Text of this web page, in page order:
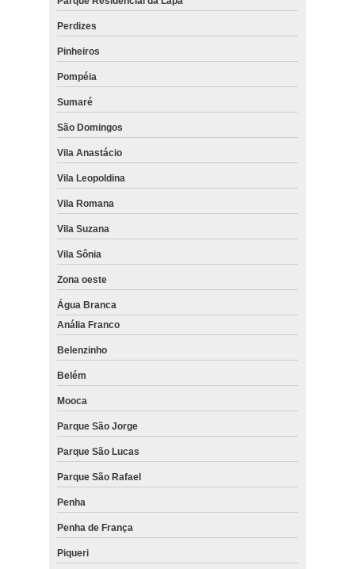
Perdizes
Pinheiros
Pompéia
Sumaré
São Domingos
Vila Anastácio
Vila Leopoldina
Vila Romana
Vila Suzana
Vila Sônia
Zona oeste
Água Branca
Anália Franco
Belenzinho
Belém
Mooca
Parque São Jorge
Parque São Lucas
Parque São Rafael
Penha
Penha de França
Piqueri